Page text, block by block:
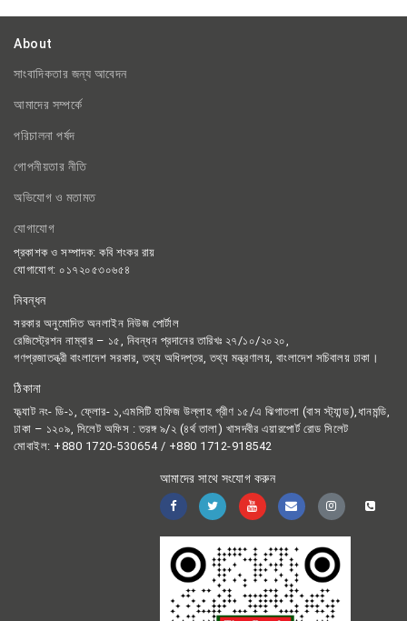
About
সাংবাদিকতার জন্য আবেদন
আমাদের সম্পর্কে
পরিচালনা পর্ষদ
গোপনীয়তার নীতি
অভিযোগ ও মতামত
যোগাযোগ
প্রকাশক ও সম্পাদক: কবি শংকর রায়
যোগাযোগ: ০১৭২০৫৩০৬৫৪
নিবন্ধন
সরকার অনুমোদিত অনলাইন নিউজ পোর্টাল
রেজিস্ট্রেশন নাম্বার – ১৫, নিবন্ধন প্রদানের তারিখঃ ২৭/১০/২০২০,
গণপ্রজাতন্ত্রী বাংলাদেশ সরকার, তথ্য অধিদপ্তর, তথ্য মন্ত্রণালয়, বাংলাদেশ সচিবালয় ঢাকা।
ঠিকানা
ফ্ল্যাট নং- ডি-১, ফ্লোর- ১,এমসিটি হাফিজ উল্লাহ গ্রীণ ১৫/এ ঝিগাতলা (বাস স্ট্যান্ড),ধানমন্ডি,
ঢাকা – ১২০৯, সিলেট অফিস : তরঙ্গ ৯/২ (৪র্থ তালা) খাসদবীর এয়ারপোর্ট রোড সিলেট
মোবাইল: +880 1720-530654 / +880 1712-918542
আমাদের সাথে সংযোগ করুন